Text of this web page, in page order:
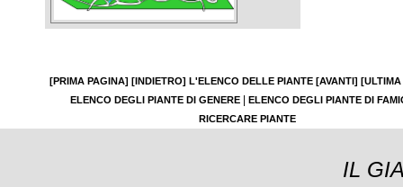
[PRIMA PAGINA] [INDIETRO] L'ELENCO DELLE PIANTE [AVANTI]
ELENCO DEGLI PIANTE DI GENERE
ELENCO DEGLI PIANTE DI
RICERCARE PIANTE
IL